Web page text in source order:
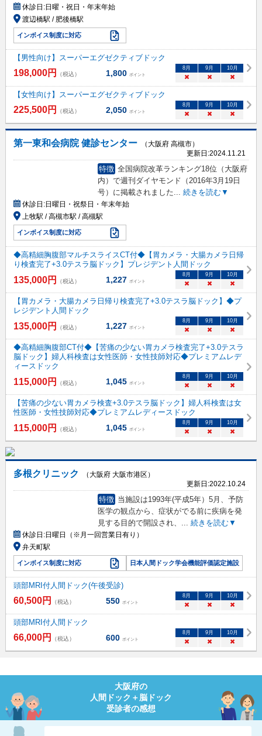
休診日:日曜・祝日・年末年始
渡辺橋駅 / 肥後橋駅
インボイス制度に対応
【男性向け】スーパーエグゼクティブドック
198,000円 （税込） 1,800 ポイント
8 月 9 月 10月
× × ×
【女性向け】スーパーエグゼクティブドック
225,500円 （税込） 2,050 ポイント
8 月 9 月 10月
× × ×
第一東和会病院 健診センター
（大阪府 高槻市）
更新日:2024.11.21
特徴 全国病院改革ランキング18位（大阪府
内）で週刊ダイヤモンド（2016年3月19日
号）に掲載されました... 続きを読む▼
休診日:日曜日・祝祭日・年末年始
上牧駅 / 高槻市駅 / 高槻駅
インボイス制度に対応
◆高精細胸腹部マルチスライスCT付◆【胃カメラ・大腸カメラ日帰
り検査完了+3.0テスラ脳ドック】プレジデント人間ドック
135,000円 （税込） 1,227 ポイント
8月 9月 10月
× × ×
【胃カメラ・大腸カメラ日帰り検査完了+3.0テスラ脳ドック】◆プ
レジデント人間ドック
135,000円 （税込） 1,227 ポイント
8月 9月 10月
× × ×
◆高精細胸腹部CT付◆【苦痛の少ない胃カメラ検査完了+3.0テスラ
脳ドック】婦人科検査は女性医師・女性技師対応◆プレミアムレデ
ィースドック
115,000円 （税込） 1,045 ポイント
8月 9月 10月
× × ×
【苦痛の少ない胃カメラ検査+3.0テスラ脳ドック】婦人科検査は女
性医師・女性技師対応◆プレミアムレディースドック
115,000円 （税込） 1,045 ポイント
8月 9月 10月
× × ×
多根クリニック
（大阪府 大阪市港区）
更新日:2022.10.24
特徴 当施設は1993年(平成5年）5月、予防
医学の観点から、症状がでる前に疾病を発
見する目的で開設され、
続きを読む▼
休診日:日曜日（※月一回営業日有り）
弁天町駅
インボイス制度に対応 日本人間ドック学会機能評価認定施設
頭部MRI付人間ドック(午後受診)
60,500円 （税込） 550 ポイント
8 月 9 月 10月
× × ×
頭部MRI付人間ドック
66,000円 （税込） 600 ポイント
8 月 9 月 10月
× × ×
大阪府の
人間ドック＋脳ドック
受診者の感想